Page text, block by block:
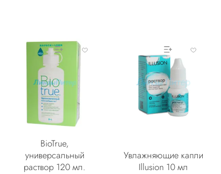
BioTrue,
универсальный
раствор 120 мл.
Увлажняющие капли
Illusion 10 мл